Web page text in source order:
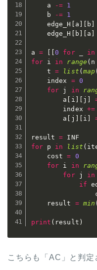
    a
-= 1
    b
-= 1
    edge_H
[ a ] [ b ]
    edge_H
[ b ] [ a ]
a = [ [0 for _ in
for i in range ( n
    t
= list (map
    index
= 0
for j in
        a
[ i ] [ j ]
        index
+=
        a
[ j ] [ i ]
result =
for p in list (
    cost
= 0
for i in
for j in
if
    result
= min
print ( result )
こちらも「AC」と判定